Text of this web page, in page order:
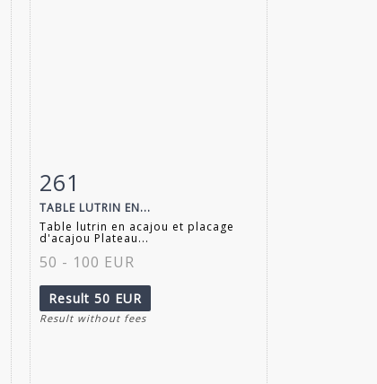
Item detail
261
TABLE LUTRIN EN...
Table lutrin en acajou et placage
d'acajou Plateau...
50 - 100 EUR
Result 50 EUR
Result without fees